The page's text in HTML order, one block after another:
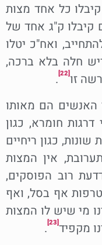
כל אחד מצות
קיבלו ק"ג אחד של
ואח"כ יטלו
חלה בלא ברכה,
זו[22]
.
הם מאותו
חומרא, כגון
כגון ריחיים
אין המצות
רוב הפוסקים,
אף בסל, ואף
מי שיש לו המצות
מקפיד[23]
.